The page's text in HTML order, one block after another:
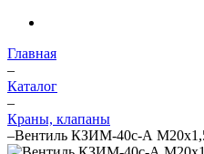
Главная
–
Каталог
–
Краны, клапаны
–Вентиль КЗИМ-40с-А